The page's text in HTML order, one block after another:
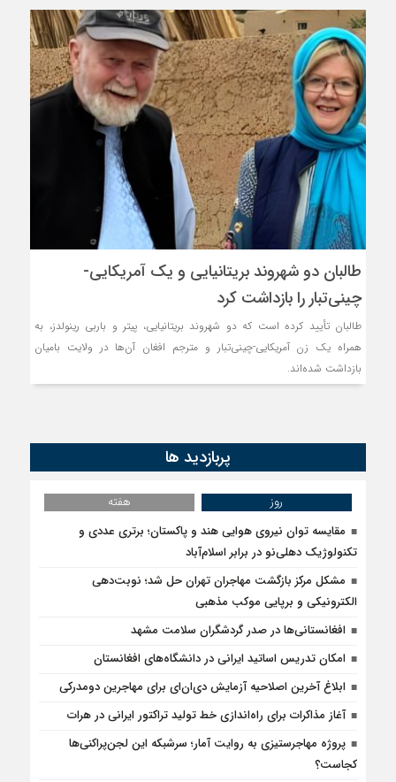
طالبان دو شهروند بریتانیایی و یک آمریکایی-
چینی‌تبار را بازداشت کرد
طالبان تأیید کرده است که دو شهروند بریتانیایی، پیتر و باربی رینولدز، به
همراه یک زن آمریکایی-چینی‌تبار و مترجم افغان آن‌ها در ولایت بامیان
بازداشت شده‌اند.
پربازدید ها
روز
هفته
مقایسه توان نیروی هوایی هند و پاکستان؛ برتری عددی و
تکنولوژیک دهلی‌نو در برابر اسلام‌آباد
مشکل مرکز بازگشت مهاجران تهران حل شد؛ نوبت‌دهی
الکترونیکی و برپایی موکب مذهبی
افغانستانی‌ها در صدر گردشگران سلامت مشهد
امکان تدریس اساتید ایرانی در دانشگاه‌های افغانستان
ابلاغ آخرین اصلاحیه آزمایش دی‌ان‌ای برای مهاجرین دومدرکی
آغاز مذاکرات برای راه‌اندازی خط تولید تراکتور ایرانی در هرات
پروژه مهاجرستیزی به روایت آمار؛ سرشبکه این لجن‌پراکنی‌ها
کجاست؟